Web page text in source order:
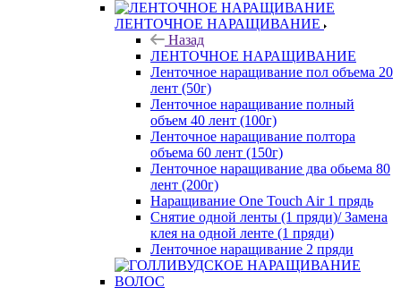
ЛЕНТОЧНОЕ НАРАЩИВАНИЕ
Назад
ЛЕНТОЧНОЕ НАРАЩИВАНИЕ
Ленточное наращивание пол объема 20
лент (50г)
Ленточное наращивание полный
объем 40 лент (100г)
Ленточное наращивание полтора
объема 60 лент (150г)
Ленточное наращивание два обьема 80
лент (200г)
Наращивание One Touch Air 1 прядь
Снятие одной ленты (1 пряди)/ Замена
клея на одной ленте (1 пряди)
Ленточное наращивание 2 пряди